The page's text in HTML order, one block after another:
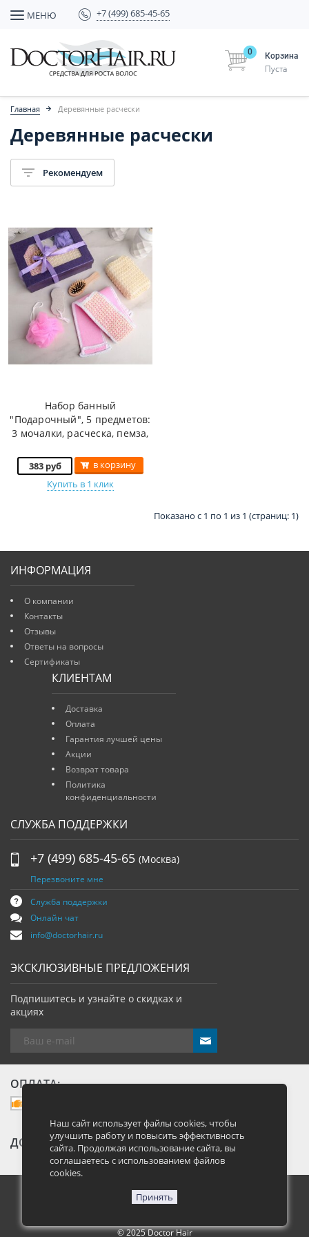
МЕНЮ +7 (499) 685-45-65
Корзина
0
Пуста
Главная Деревянные расчески
Деревянные расчески
Рекомендуем
Набор банный
"Подарочный", 5 предметов:
3 мочалки, расческа, пемза,
383 руб
в корзину
Купить в 1 клик
Показано с 1 по 1 из 1 (страниц: 1)
ИНФОРМАЦИЯ
О компании
Контакты
Отзывы
Ответы на вопросы
Сертификаты
КЛИЕНТАМ
Доставка
Оплата
Гарантия лучшей цены
Акции
Возврат товара
Политика
конфиденциальности
СЛУЖБА ПОДДЕРЖКИ
+7 (499) 685-45-65 (Москва)
Перезвоните мне
Служба поддержки
Онлайн чат
info@doctorhair.ru
ЭКСКЛЮЗИВНЫЕ ПРЕДЛОЖЕНИЯ
Подпишитесь и узнайте о скидках и
акциях
send
ОПЛАТА:
ДОСТАВКА:
Москва, Большая Семеновская улица 40, стр. 13
© 2025 Doctor Hair
Наш сайт использует файлы cookies, чтобы
улучшить работу и повысить эффективность
сайта. Продолжая использование сайта, вы
соглашаетесь с использованием файлов
cookies.
Принять